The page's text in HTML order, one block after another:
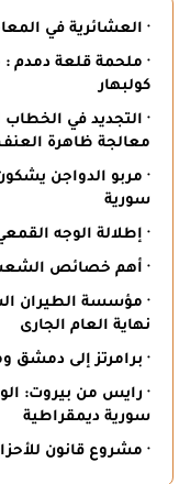
· العشائرية في
· ملحمة قلعة دمدم :
كولبهار
معالجة ظاهرة
· مربو الدواجن
سورية
· إطلالة الوجه
· أهم خصائص الشعب
· مؤسسة الطيران
نهاية العام الجارى
· برامرتز إلى دمشق
· رايس من بيروت:
سورية ديمقراطية
· مشروع قانون